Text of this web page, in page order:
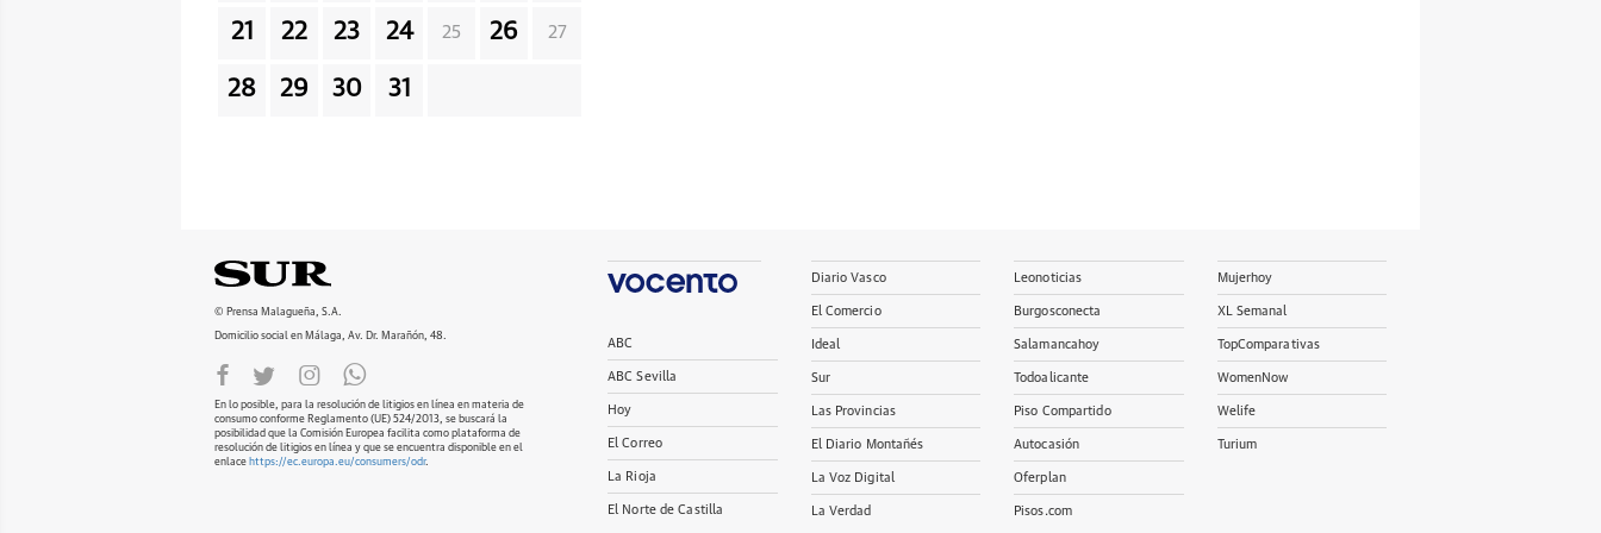
21 22 23 24 25 26 27
28 29 30 31
© Prensa Malagueña, S.A.
Domicilio social en Málaga, Av. Dr. Marañón, 48.
En lo posible, para la resolución de litigios en línea en materia de
consumo conforme Reglamento (UE) 524/2013, se buscará la
posibilidad que la Comisión Europea facilita como plataforma de
resolución de litigios en línea y que se encuentra disponible en el
enlace https://ec.europa.eu/consumers/odr.
ABC
ABC Sevilla
Hoy
El Correo
La Rioja
El Norte de Castilla
Diario Vasco
El Comercio
Ideal
Sur
Las Provincias
El Diario Montañés
La Voz Digital
La Verdad
Leonoticias
Burgosconecta
Salamancahoy
Todoalicante
Piso Compartido
Autocasión
Oferplan
Pisos.com
Mujerhoy
XL Semanal
TopComparativas
WomenNow
Welife
Turium